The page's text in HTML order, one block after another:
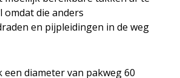
omdat die anders
en pijpleidingen in de weg
een diameter van pakweg 60